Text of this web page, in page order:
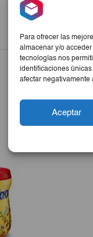
Para ofrecer las
almacenar y/o
tecnologías nos
identificaciones
afectar negativamente
Aceptar